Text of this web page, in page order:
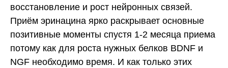
восстановление и рост нейронных связей.
Приём эринацина ярко раскрывает основные
позитивные моменты спустя 1-2 месяца приема
потому как для роста нужных белков BDNF и
NGF необходимо время. И как только этих